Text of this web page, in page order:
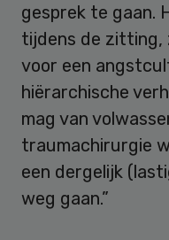
gesprek te gaan.
tijdens de zitting,
voor een
hiërarchische
mag van
traumachirurgie
een dergelijk
weg gaan.”